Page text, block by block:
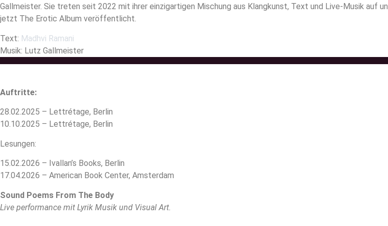
Gallmeister. Sie treten seit 2022 mit ihrer einzigartigen Mischung aus Klangkunst, Text und Live-Musik auf
jetzt The Erotic Album veröffentlicht.
Text: Madhvi Ramani
Musik: Lutz Gallmeister
Auftritte:
28.02.2025 – Lettrétage, Berlin
10.10.2025 – Lettrétage, Berlin
Lesungen:
15.02.2026 – Ivallan’s Books, Berlin
17.04.2026 – American Book Center, Amsterdam
Sound Poems From The Body
Live performance mit Lyrik Musik und Visual Art.